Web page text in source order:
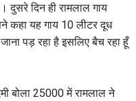
दुसरे दिन ही रामलाल गाय
कहा यह गाय 10 लीटर दूध
पड़ रहा है इसलिए बैच रहा हूँ
बोला 25000 में रामलाल ने